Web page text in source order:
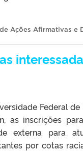
Ações Afirmativas e
Federal
inscrições
externa para
por cotas